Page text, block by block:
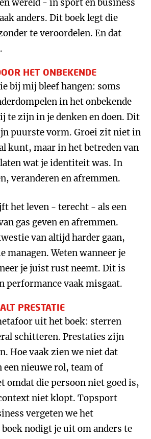
wereld - in sport én business
anders. Dit boek legt die
te veroordelen. En dat
HET ONBEKENDE
bij mij bleef hangen: soms
in het onbekende
te zijn in je denken en doen. Dit
puurste vorm. Groei zit niet in
kunt, maar in het betreden van
wat je identiteit was. In
veranderen en afremmen.
het leven - terecht - als een
gas geven en afremmen.
van altijd harder gaan,
managen. Weten wanneer je
je juist rust neemt. Dit is
performance vaak misgaat.
PRESTATIE
uit het boek: sterren
schitteren. Prestaties zijn
Hoe vaak zien we niet dat
een nieuwe rol, team of
omdat die persoon niet goed is,
niet klopt. Topsport
vergeten we het
nodigt je uit om anders te